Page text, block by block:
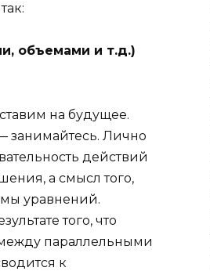
объемами и т.д.)
на будущее.
занимайтесь. Лично
действий
а смысл того,
уравнений.
того, что
между параллельными
к